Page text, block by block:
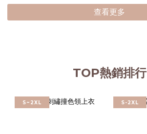
查看更多
TOP熱銷排行
S~2XL S-2XL